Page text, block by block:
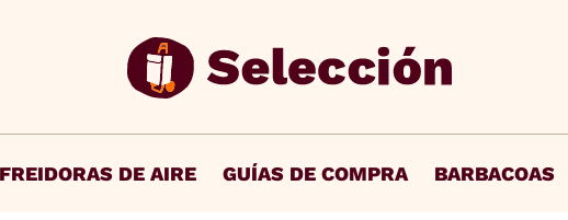
FREIDORAS DE AIRE GUÍAS DE COMPRA BARBACOAS